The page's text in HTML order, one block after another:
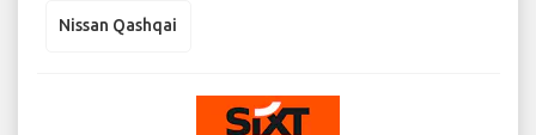
Nissan Qashqai